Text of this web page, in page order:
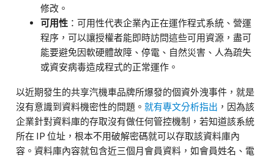
修改。
可用性 ：可用性代表企業內正在運作程式系統、營運
程序，可以讓授權者能即時訪問這些可用資源，盡可
能要避免因軟硬體故障、停電、自然災害、人為疏失
或資安病毒造成程式的正常運作。
以近期發生的共享汽機車品牌所爆發的個資外洩事件，就是
沒有意識到資料機密性的問題。就有專文分析指出 ，因為該
企業針對資料庫的存取沒有做任何管控機制，若知道該系統
所在 IP位址，根本不用破解密碼就可以存取該資料庫內
容。資料庫內容就包含近三個月會員資料，如會員姓名、電